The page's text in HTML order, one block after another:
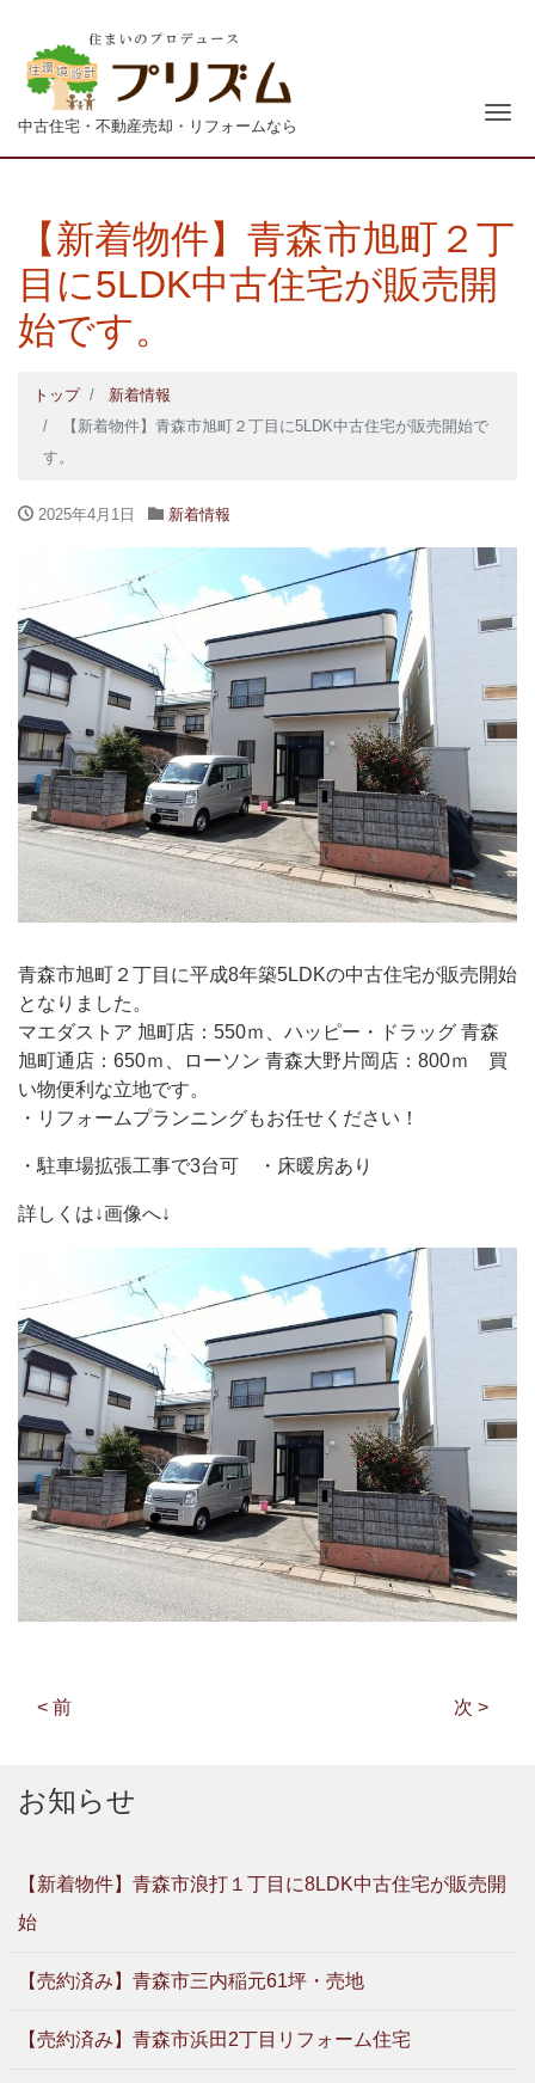
中古住宅・不動産売却・リフォームなら ナ
【新着物件】青森市旭町２丁
目に5LDK中古住宅が販売開
始です。
トップ
新着情報
【新着物件】青森市旭町２丁目に5LDK中古住宅が販売開始で
す。
2025年4月1日 新着情報
青森市旭町２丁目に平成8年築5LDKの中古住宅が販売開始
となりました。
マエダストア 旭町店：550ｍ、ハッピー・ドラッグ 青森
旭町通店：650ｍ、ローソン 青森大野片岡店：800ｍ 買
い物便利な立地です。
・リフォームプランニングもお任せください！
・駐車場拡張工事で3台可 ・床暖房あり
詳しくは↓画像へ↓
< 前 次 >
お知らせ
【新着物件】青森市浪打１丁目に8LDK中古住宅が販売開
始
【売約済み】青森市三内稲元61坪・売地
【売約済み】青森市浜田2丁目リフォーム住宅